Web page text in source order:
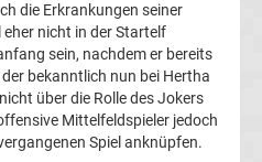
die Erkrankungen seiner
nicht in der Startelf
sein, nachdem er bereits
bekanntlich nun bei Hertha
über die Rolle des Jokers
Mittelfeldspieler jedoch
Spiel anknüpfen.